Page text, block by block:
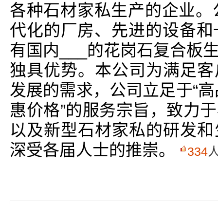
各种石材家私生产的企业
代化的厂房、先进的设备
有国内___的花岗石复合板
独具优势。本公司为满足
发展的需求，公司立足于“
惠价格”的服务宗旨，致力
以及新型石材家私的研发
深受各届人士的推崇。
334